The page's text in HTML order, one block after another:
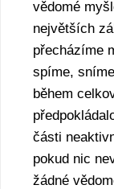
vědomé
největších
přecházíme
spíme,
během
části
pokud nic
žádné